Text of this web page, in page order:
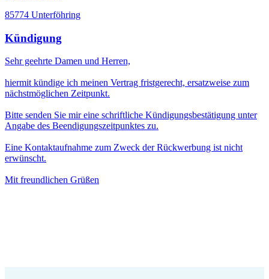
85774 Unterföhring
Kündigung
Sehr geehrte Damen und Herren,
hiermit kündige ich meinen Vertrag fristgerecht, ersatzweise zum
nächstmöglichen Zeitpunkt.
Bitte senden Sie mir eine schriftliche Kündigungsbestätigung unter
Angabe des Beendigungszeitpunktes zu.
Eine Kontaktaufnahme zum Zweck der Rückwerbung ist nicht
erwünscht.
Mit freundlichen Grüßen